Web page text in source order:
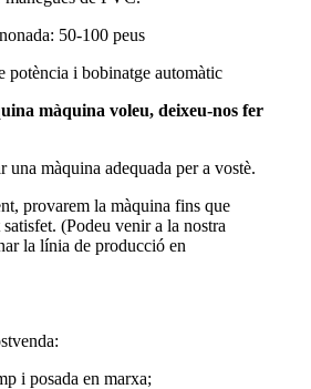
50-100 peus
potència i bobinatge automàtic
màquina voleu, deixeu-nos fer
una màquina adequada per a vostè.
provarem la màquina fins que
(Podeu venir a la nostra
la línia de producció en
i posada en marxa;